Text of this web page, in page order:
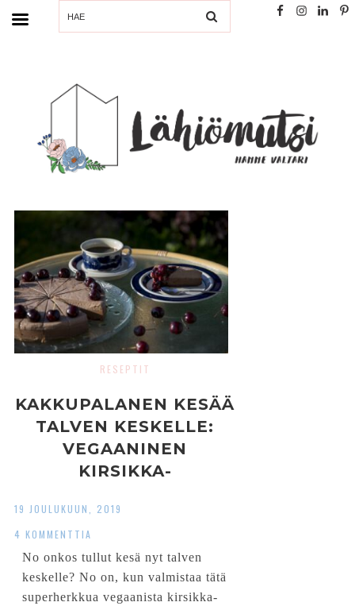
SEARCH
RESEPTIT
KAKKUPALANEN KESÄÄ
TALVEN KESKELLE:
VEGAANINEN
KIRSIKKA-
19 JOULUKUUN, 2019
4 KOMMENTTIA
No onkos tullut kesä nyt talven
keskelle? No on, kun valmistaa tätä
superherkkua vegaanista kirsikka-